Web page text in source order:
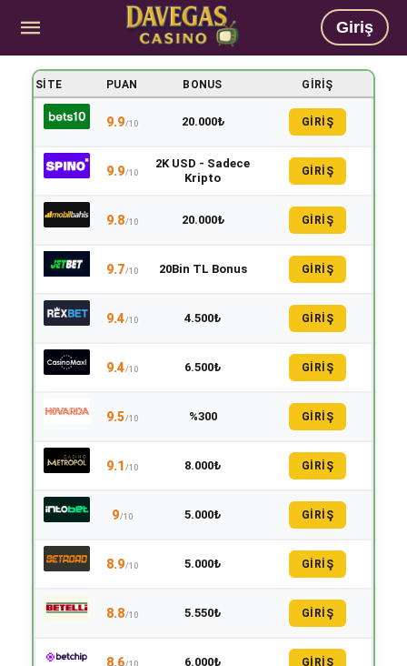
Giriş
SITE PUAN BONUS GIRIŞ
9.9/10 20.000₺ GİRİŞ
9.9/10
2K USD - Sadece
Kripto
GİRİŞ
9.8/10 20.000₺ GİRİŞ
9.7/10 20Bin TL Bonus GİRİŞ
9.4/10 4.500₺ GİRİŞ
9.4/10 6.500₺ GİRİŞ
9.5/10 %300 GİRİŞ
9.1 /10 8.000₺ GİRİŞ
9/10 5.000₺ GİRİŞ
8.9/10 5.000₺ GİRİŞ
8.8/10 5.550₺ GİRİŞ
8.6/10 6.000₺ GİRİŞ